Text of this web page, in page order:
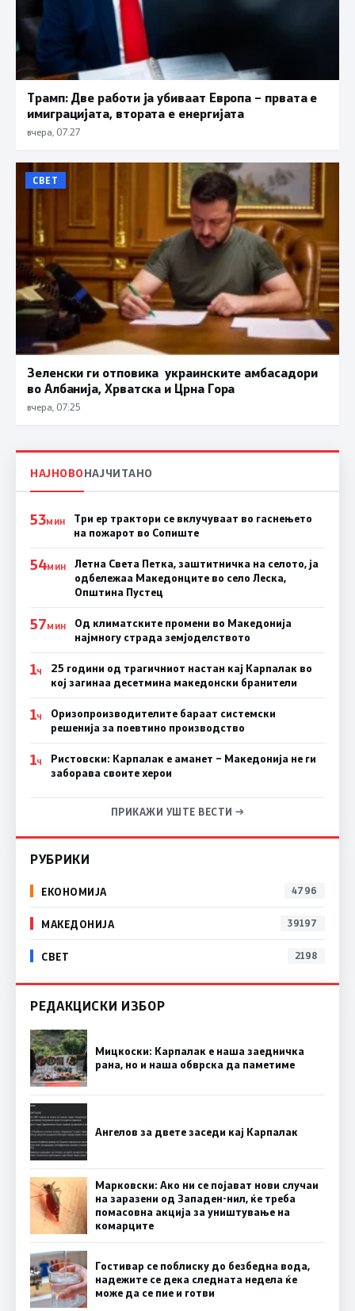
Трамп: Две работи ја убиваат Европа – првата е
имиграцијата, втората е енергијата
вчера, 07:27
СВЕТ
Зеленски ги отповика украинските амбасадори
во Албанија, Хрватска и Црна Гора
вчера, 07:25
НАЈНОВОНАЈЧИТАНО
53МИН
Три ер трактори се вклучуваат во гаснењето
на пожарот во Сопиште
54МИН
Летна Света Петка, заштитничка на селото, ја
одбележаа Македонците во село Леска,
Општина Пустец
57МИН
Од климатските промени во Македонија
најмногу страда земјоделството
1Ч
25 години од трагичниот настан кај Карпалак во
кој загинаа десетмина македонски бранители
1Ч
Оризопроизводителите бараат системски
решенија за поевтино производство
1Ч
Ристовски: Карпалак е аманет – Македонија не ги
заборава своите херои
ПРИКАЖИ УШТЕ ВЕСТИ →
РУБРИКИ
ЕКОНОМИЈА 4796
МАКЕДОНИЈА 39197
СВЕТ 2198
РЕДАКЦИСКИ ИЗБОР
Мицкоски: Карпалак е наша заедничка
рана, но и наша обврска да паметиме
Ангелов за двете заседи кај Карпалак
Марковски: Ако ни се појават нови случаи
на заразени од Западен-нил, ќе треба
помасовна акција за уништување на
комарците
Гостивар се поблиску до безбедна вода,
надежите се дека следната недела ќе
може да се пие и готви